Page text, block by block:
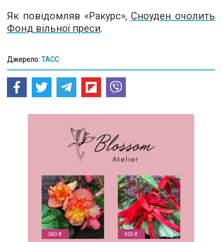
Як повідомляв «Ракурс», Сноуден очолить
Фонд вільної преси.
Джерело:ТАСС